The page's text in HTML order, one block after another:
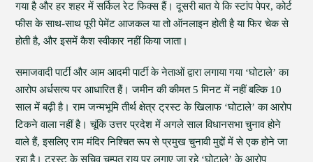
गया है और हर शहर में सर्किल रेट फिक्स हैं। दूसरी बात ये कि स्टांप पेपर, कोर्ट
फीस के साथ-साथ पूरी पेमेंट आजकल या तो ऑनलाइन होती है या फिर चेक से
होती है, और इसमें कैश स्वीकार नहीं किया जाता।
समाजवादी पार्टी और आम आदमी पार्टी के नेताओं द्वारा लगाया गया ‘घोटाले’ का
आरोप अर्धसत्य पर आधारित हैं। जमीन की कीमत 5 मिनट में नहीं बल्कि 10
साल में बढ़ी है। राम जन्मभूमि तीर्थ क्षेत्र ट्रस्ट के खिलाफ ‘घोटाले’ का आरोप
टिकने वाला नहीं है। चूंकि उत्तर प्रदेश में अगले साल विधानसभा चुनाव होने
वाले हैं, इसलिए राम मंदिर निश्चित रूप से प्रमुख चुनावी मुद्दों में से एक होने जा
रहा है। ट्रस्ट के सचिव चम्पत राय पर लगाए जा रहे ‘घोटाले’ के आरोप